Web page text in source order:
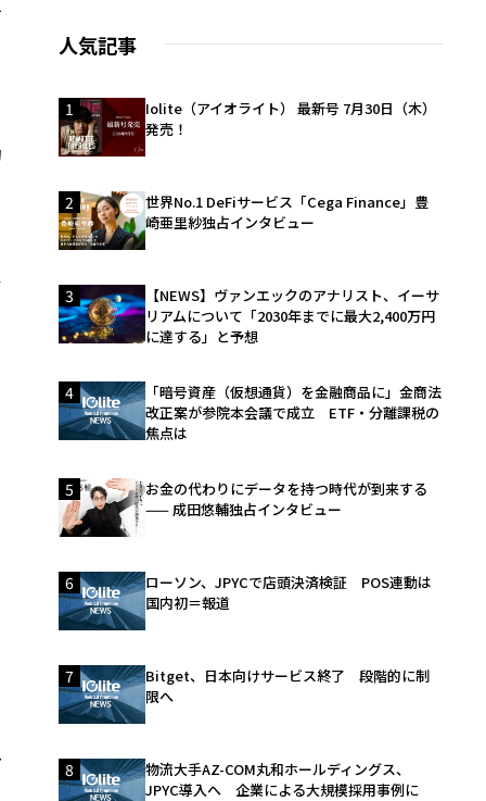
人気記事
1
Iolite（アイオライト） 最新号 7月30日（木）
発売！
2
世界No.1 DeFiサービス「Cega Finance」豊
崎亜里紗独占インタビュー
3
【NEWS】ヴァンエックのアナリスト、イーサ
リアムについて「2030年までに最大2,400万円
に達する」と予想
4
「暗号資産（仮想通貨）を金融商品に」金商法
改正案が参院本会議で成立 ETF・分離課税の
焦点は
5
お金の代わりにデータを持つ時代が到来する
—— 成田悠輔独占インタビュー
6
ローソン、JPYCで店頭決済検証 POS連動は
国内初＝報道
7
Bitget、日本向けサービス終了 段階的に制
限へ
8
物流大手AZ-COM丸和ホールディングス、
JPYC導入へ 企業による大規模採用事例に